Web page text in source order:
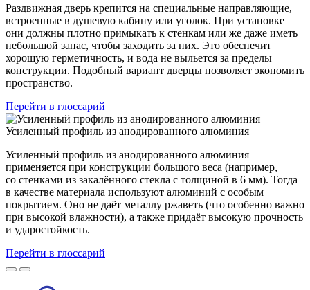
Раздвижная дверь крепится на специальные направляющие,
встроенные в душевую кабину или уголок. При установке
они должны плотно примыкать к стенкам или же даже иметь
небольшой запас, чтобы заходить за них. Это обеспечит
хорошую герметичность, и вода не выльется за пределы
конструкции. Подобный вариант дверцы позволяет экономить
пространство.
Перейти в глоссарий
Усиленный профиль из анодированного алюминия
Усиленный профиль из анодированного алюминия
применяется при конструкции большого веса (например,
со стенками из закалённого стекла с толщиной в 6 мм). Тогда
в качестве материала используют алюминий с особым
покрытием. Оно не даёт металлу ржаветь (что особенно важно
при высокой влажности), а также придаёт высокую прочность
и ударостойкость.
Перейти в глоссарий